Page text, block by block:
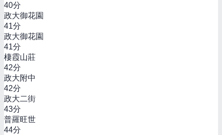
40分
政大御花園
41分
政大御花園
41分
棲霞山莊
42分
政大附中
42分
政大二街
43分
普羅旺世
44分